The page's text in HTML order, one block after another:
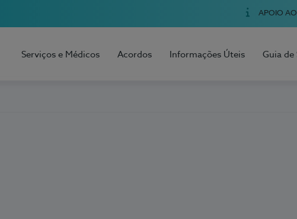
APOIO AO
Serviços e Médicos Acordos Informações Úteis Guia de